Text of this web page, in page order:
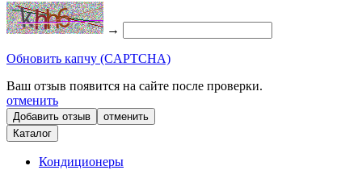
→
Обновить капчу (CAPTCHA)
Ваш отзыв появится на сайте после проверки.
отменить
отменить
Каталог
Кондиционеры